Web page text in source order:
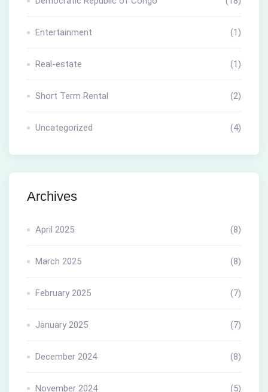
Entertainment (1)
Real-estate (1)
Short Term Rental (2)
Uncategorized (4)
Archives
April 2025 (8)
March 2025 (8)
February 2025 (7)
January 2025 (7)
December 2024 (8)
November 2024 (5)